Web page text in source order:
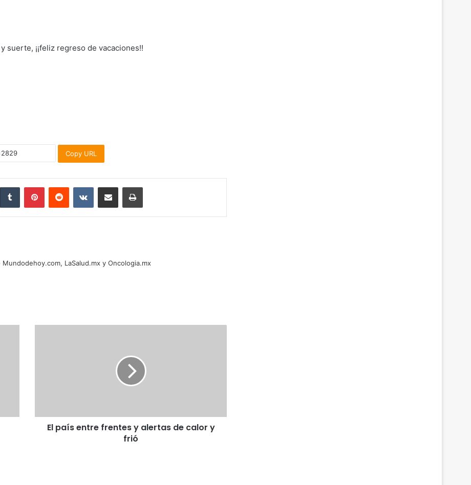
suerte, ¡¡feliz regreso de vacaciones!!
Copy URL
Tumblr PinterestReddit VKontakteShare via Email Print
LaSalud.mx y Oncologia.mx
El país entre frentes y alertas de calor y
frió